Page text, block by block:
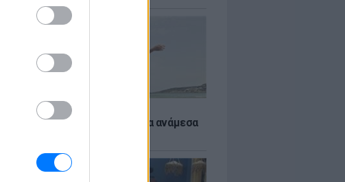
Πώς να αποφύγεις το σύγκαμα ανάμεσα